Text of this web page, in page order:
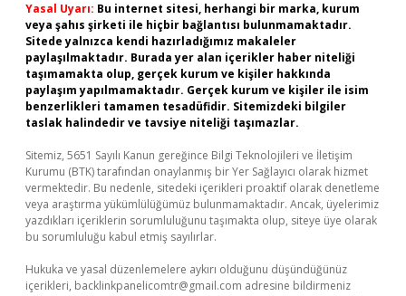
Yasal Uyarı: Bu internet sitesi, herhangi bir marka, kurum
veya şahıs şirketi ile hiçbir bağlantısı bulunmamaktadır.
Sitede yalnızca kendi hazırladığımız makaleler
paylaşılmaktadır. Burada yer alan içerikler haber niteliği
taşımamakta olup, gerçek kurum ve kişiler hakkında
paylaşım yapılmamaktadır. Gerçek kurum ve kişiler ile isim
benzerlikleri tamamen tesadüfidir. Sitemizdeki bilgiler
taslak halindedir ve tavsiye niteliği taşımazlar.
Sitemiz, 5651 Sayılı Kanun gereğince Bilgi Teknolojileri ve İletişim
Kurumu (BTK) tarafından onaylanmış bir Yer Sağlayıcı olarak hizmet
vermektedir. Bu nedenle, sitedeki içerikleri proaktif olarak denetleme
veya araştırma yükümlülüğümüz bulunmamaktadır. Ancak, üyelerimiz
yazdıkları içeriklerin sorumluluğunu taşımakta olup, siteye üye olarak
bu sorumluluğu kabul etmiş sayılırlar.
Hukuka ve yasal düzenlemelere aykırı olduğunu düşündüğünüz
içerikleri, backlinkpanelicomtr@gmail.com adresine bildirmeniz